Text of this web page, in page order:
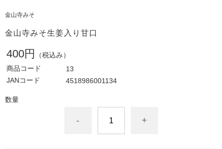
金山寺みそ
金山寺みそ生姜入り甘口
400円
（税込み）
商品コード
13
JANコード
4518986001134
数量
- +